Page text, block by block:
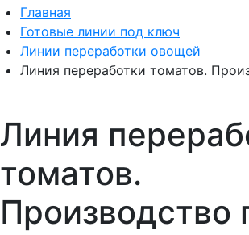
Главная
Готовые линии под ключ
Линии переработки овощей
Линия переработки томатов.
Линия
томатов.
Производство